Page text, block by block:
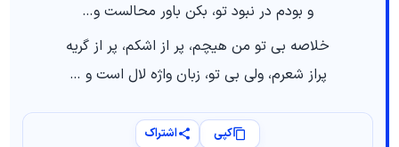
و بودم در نبود تو، بکن باور محالست و…
خلاصه بی تو من هیچم، پر از اشکم، پر از گریه
پراز شعرم، ولی بی تو، زبان واژه لال است و …
کپی اشتراک